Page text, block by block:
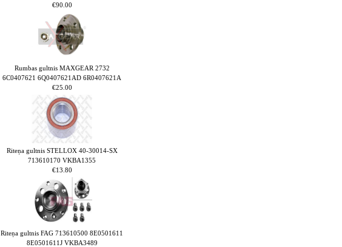
€90.00
Rumbas gultnis MAXGEAR 2732
6C0407621 6Q0407621AD 6R0407621A
€25.00
Riteņa gultnis STELLOX 40-30014-SX
713610170 VKBA1355
€13.80
Riteņa gultnis FAG 713610500 8E0501611
8E0501611J VKBA3489